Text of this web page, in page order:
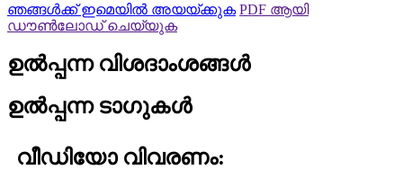
ഞങ്ങൾക്ക് ഇമെയിൽ അയയ്ക്കുക PDF ആയി
ഡൗൺലോഡ് ചെയ്യുക
ഉൽപ്പന്ന വിശദാംശങ്ങൾ
ഉൽപ്പന്ന ടാഗുകൾ
വീഡിയോ വിവരണം: